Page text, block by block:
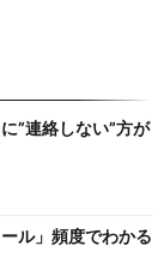
”連絡しない”方が
ル」頻度でわかる